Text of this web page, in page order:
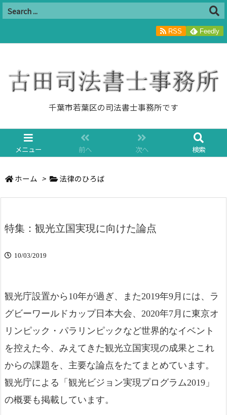
千葉市若葉区の司法書士事務所です
メニュー 前へ 次へ 検索
RSS Feedly
ホーム > 法律のひろば
特集：観光立国実現に向けた論点
10/03/2019
観光庁設置から10年が過ぎ、また2019年9月には、ラ
グビーワールドカップ日本大会、2020年7月に東京オ
リンピック・パラリンピックなど世界的なイベント
を控えた今、みえてきた観光立国実現の成果とこれ
からの課題を、主要な論点をたてまとめています。
観光庁による「観光ビジョン実現プログラム2019」
の概要も掲載しています。